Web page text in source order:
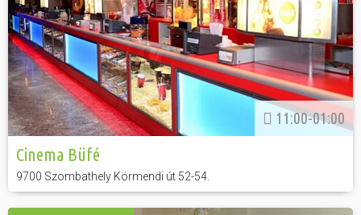
11:00-01:00
Cinema Büfé
9700 Szombathely Körmendi út 52-54.